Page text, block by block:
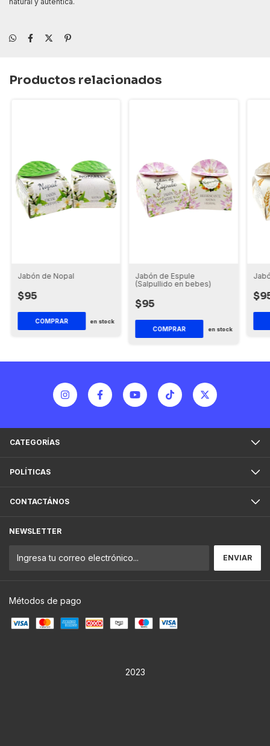
Productos relacionados
Jabón de Nopal
$95
COMPRAR en stock
Jabón de Espule
(Salpullido en bebes)
$95
COMPRAR en stock
CATEGORÍAS
POLÍTICAS
CONTACTÁNOS
NEWSLETTER
Métodos de pago
2023